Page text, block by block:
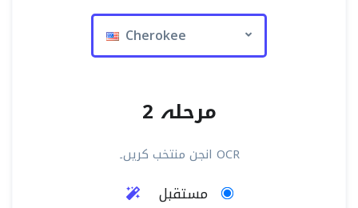
Cherokee
مرحلہ 2
OCR انجن منتخب کریں۔
مستقبل